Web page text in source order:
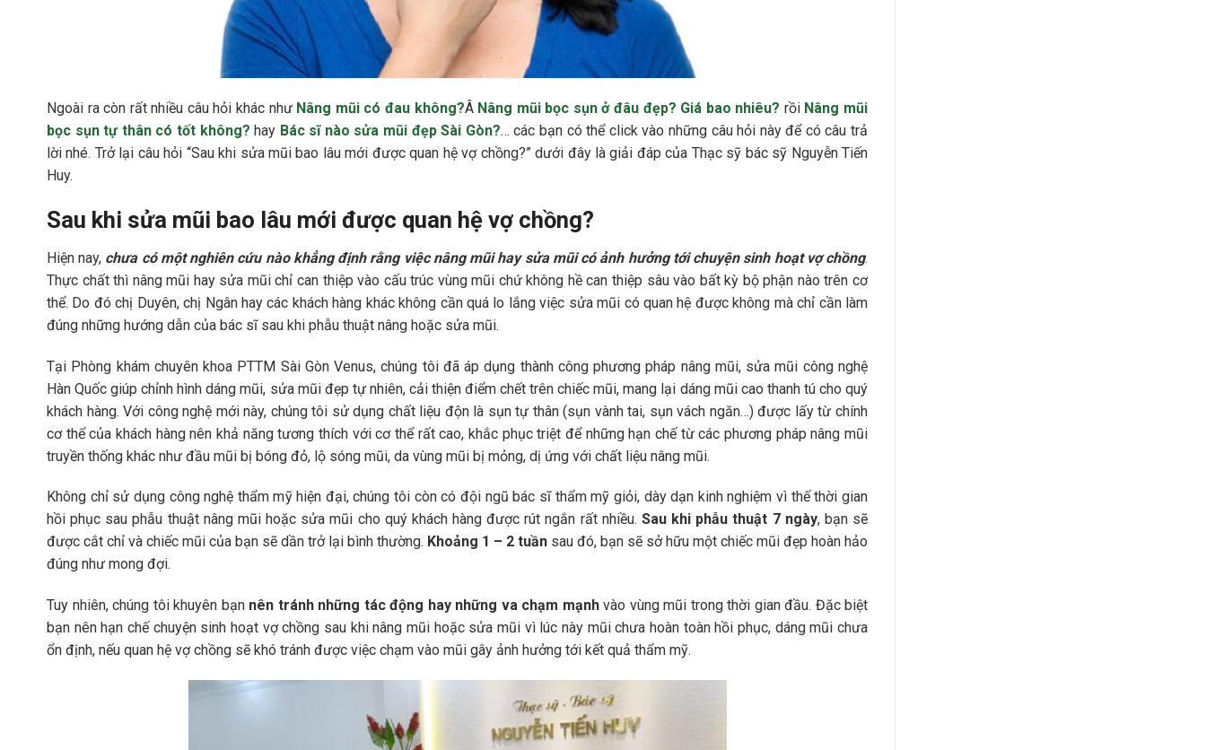
Ngoài ra còn rất nhiều câu hỏi khác như Nâng mũi có đau không?Â Nâng mũi bọc sụn ở đâu đẹp? Giá bao nhiêu? rồi Nâng mũi
bọc sụn tự thân có tốt không? hay Bác sĩ nào sửa mũi đẹp Sài Gòn?… các bạn có thể click vào những câu hỏi này để có câu trả
lời nhé. Trở lại câu hỏi “Sau khi sửa mũi bao lâu mới được quan hệ vợ chồng?” dưới đây là giải đáp của Thạc sỹ bác sỹ Nguyễn Tiến
Huy.
Sau khi sửa mũi bao lâu mới được quan hệ vợ chồng?
Hiện nay, chưa có một nghiên cứu nào khẳng định rằng việc nâng mũi hay sửa mũi có ảnh hưởng tới chuyện sinh hoạt vợ chồng.
Thực chất thì nâng mũi hay sửa mũi chỉ can thiệp vào cấu trúc vùng mũi chứ không hề can thiệp sâu vào bất kỳ bộ phận nào trên cơ
thể. Do đó chị Duyên, chị Ngân hay các khách hàng khác không cần quá lo lắng việc sửa mũi có quan hệ được không mà chỉ cần làm
đúng những hướng dẫn của bác sĩ sau khi phẫu thuật nâng hoặc sửa mũi.
Tại Phòng khám chuyên khoa PTTM Sài Gòn Venus, chúng tôi đã áp dụng thành công phương pháp nâng mũi, sửa mũi công nghệ
Hàn Quốc giúp chỉnh hình dáng mũi, sửa mũi đẹp tự nhiên, cải thiện điểm chết trên chiếc mũi, mang lại dáng mũi cao thanh tú cho quý
khách hàng. Với công nghệ mới này, chúng tôi sử dụng chất liệu độn là sụn tự thân (sụn vành tai, sụn vách ngăn…) được lấy từ chính
cơ thể của khách hàng nên khả năng tương thích với cơ thể rất cao, khắc phục triệt để những hạn chế từ các phương pháp nâng mũi
truyền thống khác như đầu mũi bị bóng đỏ, lộ sóng mũi, da vùng mũi bị mỏng, dị ứng với chất liệu nâng mũi.
Không chỉ sử dụng công nghệ thẩm mỹ hiện đại, chúng tôi còn có đội ngũ bác sĩ thẩm mỹ giỏi, dày dạn kinh nghiệm vì thế thời gian
hồi phục sau phẫu thuật nâng mũi hoặc sửa mũi cho quý khách hàng được rút ngắn rất nhiều. Sau khi phẫu thuật 7 ngày, bạn sẽ
được cắt chỉ và chiếc mũi của bạn sẽ dần trở lại bình thường. Khoảng 1 – 2 tuần sau đó, bạn sẽ sở hữu một chiếc mũi đẹp hoàn hảo
đúng như mong đợi.
Tuy nhiên, chúng tôi khuyên bạn nên tránh những tác động hay những va chạm mạnhvào vùng mũi trong thời gian đầu. Đặc biệt
bạn nên hạn chế chuyện sinh hoạt vợ chồng sau khi nâng mũi hoặc sửa mũi vì lúc này mũi chưa hoàn toàn hồi phục, dáng mũi chưa
ổn định, nếu quan hệ vợ chồng sẽ khó tránh được việc chạm vào mũi gây ảnh hưởng tới kết quả thẩm mỹ.